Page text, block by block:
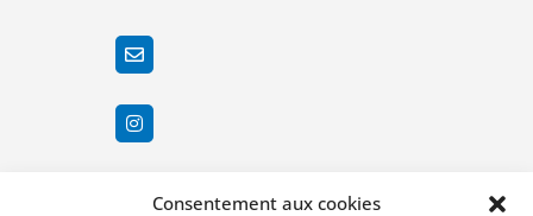
Consentement aux cookies